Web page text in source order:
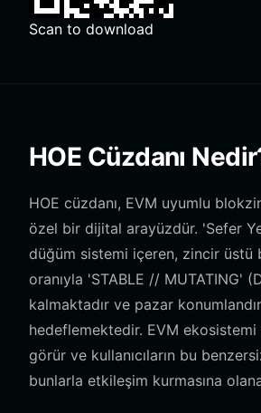
Scan to download
HOE Cüzdanı
HOE cüzdanı, EVM uyumlu
özel bir dijital arayüzdür. 'Sefer
düğüm sistemi içeren, zincir
oranıyla 'STABLE // MUTATING'
kalmaktadır ve pazar
hedeflemektedir. EVM
görür ve kullanıcıların bu
bunlarla etkileşim kurmasına